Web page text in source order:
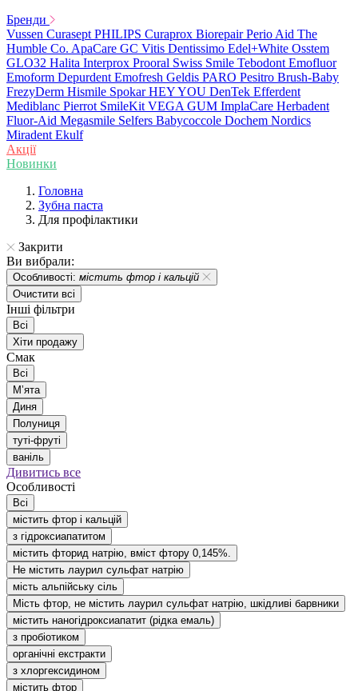
Бренди
Vussen Curasept PHILIPS Curaprox Biorepair Perio Aid The
Humble Co. ApaCare GC Vitis Dentissimo Edel+White Osstem
GLO32 Halita Interprox Prooral Swiss Smile Tebodont Emofluor
Emoform Depurdent Emofresh Geldis PARO Pesitro Brush-Baby
FrezyDerm Hismile Spokar HEY YOU DenTek Efferdent
Mediblanc Pierrot SmileKit VEGA GUM ImplaCare Herbadent
Fluor-Aid Megasmile Selfers Babycoccole Dochem Nordics
Miradent Ekulf
Акції
Новинки
Головна
Зубна паста
Для профілактики
Закрити
Ви вибрали:
Особливості: містить фтор і кальцій
Очистити всі
Інші фільтри
Всі
Хіти продажу
Смак
Всі
Мʼята
Диня
Полуниця
туті-фруті
ваніль
Дивитись все
Особливості
Всі
містить фтор і кальцій
з гідроксиапатитом
містить фторид натрію, вміст фтору 0,145%.
Не містить лаурил сульфат натрію
мість альпійську сіль
Мість фтор, не містить лаурил сульфат натрію, шкідливі барвники
містить наногідроксиапатит (рідка емаль)
з пробіотиком
органічні екстракти
з хлоргексидином
містить фтор